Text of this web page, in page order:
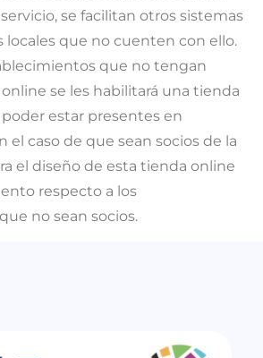
se facilitan otros sistemas
locales que no cuenten con ello.
que no tengan
se les habilitará una tienda
estar presentes en
el caso de que sean socios de la
el diseño de esta tienda online
respecto a los
no sean socios.